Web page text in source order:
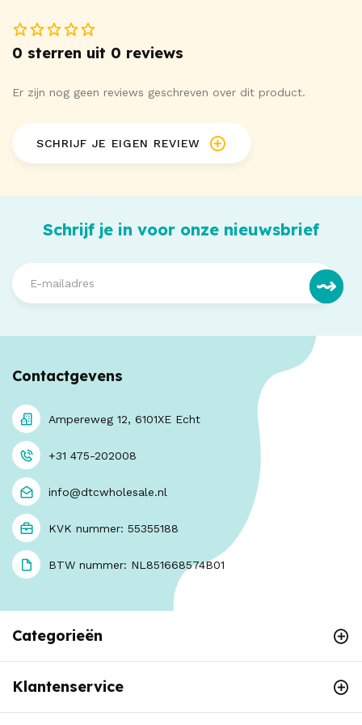
0 sterren uit 0 reviews
Er zijn nog geen reviews geschreven over dit product.
SCHRIJF JE EIGEN REVIEW
Schrijf je in voor onze nieuwsbrief
Contactgevens
Ampereweg 12, 6101XE Echt
+31 475-202008
info@dtcwholesale.nl
KVK nummer: 55355188
BTW nummer: NL851668574B01
Categorieën
Klantenservice